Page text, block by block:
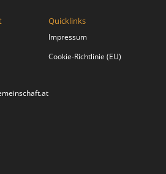
Quicklinks
Impressum
Cookie-Richtlinie (EU)